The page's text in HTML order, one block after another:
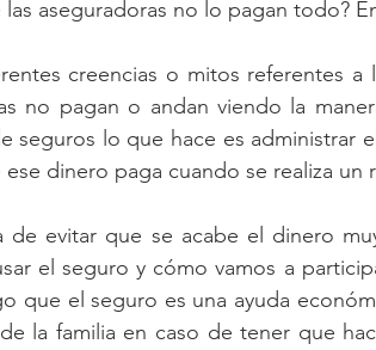
las aseguradoras no lo pagan todo?
creencias o mitos referentes
no pagan o andan viendo la
seguros lo que hace es administrar
dinero paga cuando se realiza un
de evitar que se acabe el dinero
el seguro y cómo vamos a
que el seguro es una ayuda
la familia en caso de tener que